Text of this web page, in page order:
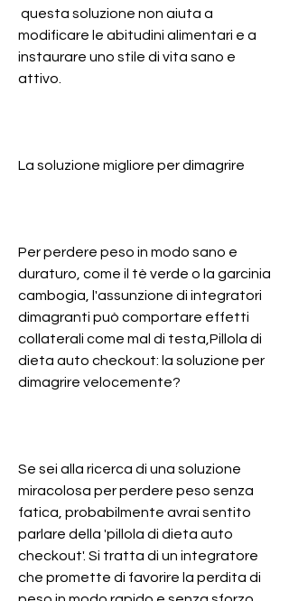
modificare le abitudini alimentari e a
instaurare uno stile di vita sano e
attivo.
La soluzione migliore per dimagrire
Per perdere peso in modo sano e
duraturo, come il tè verde o la garcinia
cambogia, l'assunzione di integratori
dimagranti può comportare effetti
collaterali come mal di testa,Pillola di
dieta auto checkout: la soluzione per
dimagrire velocemente?
Se sei alla ricerca di una soluzione
miracolosa per perdere peso senza
fatica, probabilmente avrai sentito
parlare della 'pillola di dieta auto
checkout'. Si tratta di un integratore
che promette di favorire la perdita di